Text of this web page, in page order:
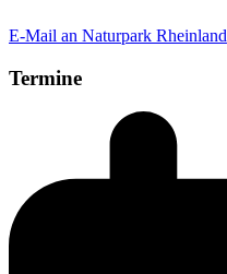
E-Mail an Naturpark Rheinland
Termine